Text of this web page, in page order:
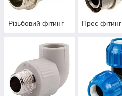
Різьбовий фітинг Прес фітинг